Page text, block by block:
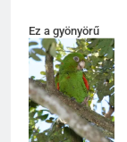
Ez a gyönyörű
zöld papagáj fán
pihen, élénk
színei vonzzák a
figyelmet.